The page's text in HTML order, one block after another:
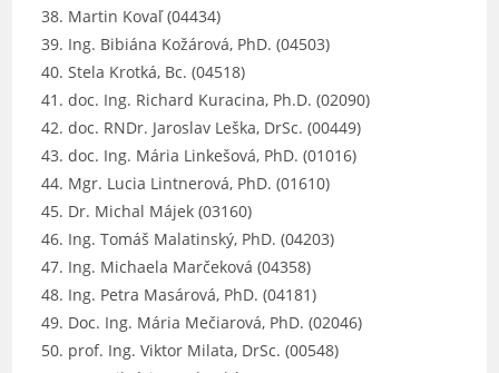
Martin Kovaľ (04434)
Ing. Bibiána Kožárová, PhD. (04503)
Stela Krotká, Bc. (04518)
doc. Ing. Richard Kuracina, Ph.D. (02090)
doc. RNDr. Jaroslav Leška, DrSc. (00449)
doc. Ing. Mária Linkešová, PhD. (01016)
Mgr. Lucia Lintnerová, PhD. (01610)
Dr. Michal Májek (03160)
Ing. Tomáš Malatinský, PhD. (04203)
Ing. Michaela Marčeková (04358)
Ing. Petra Masárová, PhD. (04181)
Doc. Ing. Mária Mečiarová, PhD. (02046)
prof. Ing. Viktor Milata, DrSc. (00548)